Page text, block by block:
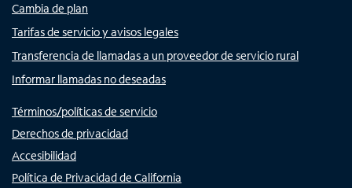
Cambia de plan
Tarifas de servicio y avisos legales
Transferencia de llamadas a un proveedor de servicio rural
Informar llamadas no deseadas
Términos/políticas de servicio
Derechos de privacidad
Accesibilidad
Política de Privacidad de California